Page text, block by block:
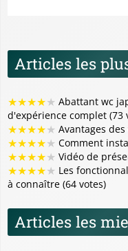
Articles les
★★★★★ Abattant wc
d'expérience complet (73
★★★★★ Avantages
★★★★★ Comment
★★★★★ Vidéo de
★★★★★ Les
à connaître (64 votes)
Articles les